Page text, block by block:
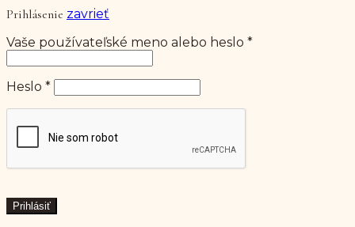
Prihlásenie zavrieť
Vaše používateľské meno alebo heslo *Povinné
Heslo *Povinné
Prihlásiť